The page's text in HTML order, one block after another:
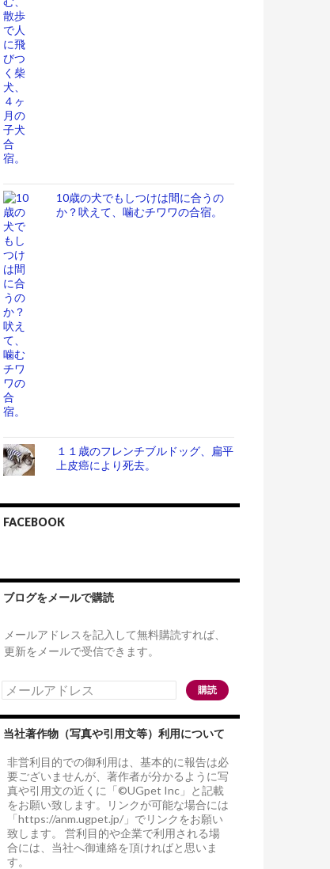
10歳の犬でもしつけは間に合うの
か？吠えて、噛むチワワの合宿。
１１歳のフレンチブルドッグ、扁平
上皮癌により死去。
FACEBOOK
ブログをメールで購読
メールアドレスを記入して無料購読すれば、
更新をメールで受信できます。
メ
ー
ル
ア
レ
ス
購読
当社著作物（写真や引用文等）利用について
非営利目的での御利用は、基本的に報告は必
要ございませんが、著作者が分かるように写
真や引用文の近くに「©UGpet Inc」と記載
をお願い致します。リンクが可能な場合には
「https://anm.ugpet.jp/」でリンクをお願い
致します。 営利目的や企業で利用される場
合には、当社へ御連絡を頂ければと思いま
す。